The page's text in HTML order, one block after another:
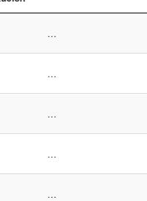
…
…
…
…
…